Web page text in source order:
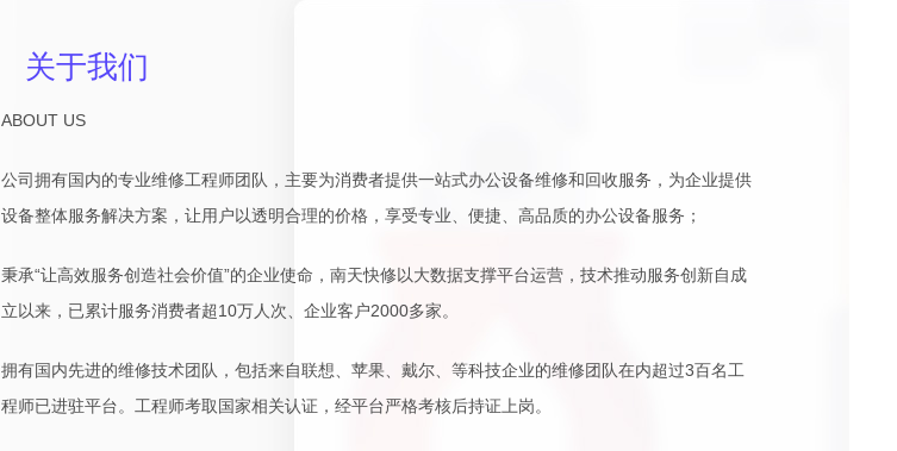
关于我们
ABOUT US
公司拥有国内的专业维修工程师团队，主要为消费者提供一站式办公设备维修和回收服务，为企业提供
设备整体服务解决方案，让用户以透明合理的价格，享受专业、便捷、高品质的办公设备服务；
秉承“让高效服务创造社会价值”的企业使命，南天快修以大数据支撑平台运营，技术推动服务创新自成
立以来，已累计服务消费者超10万人次、企业客户2000多家。
拥有国内先进的维修技术团队，包括来自联想、苹果、戴尔、等科技企业的维修团队在内超过3百名工
程师已进驻平台。工程师考取国家相关认证，经平台严格考核后持证上岗。